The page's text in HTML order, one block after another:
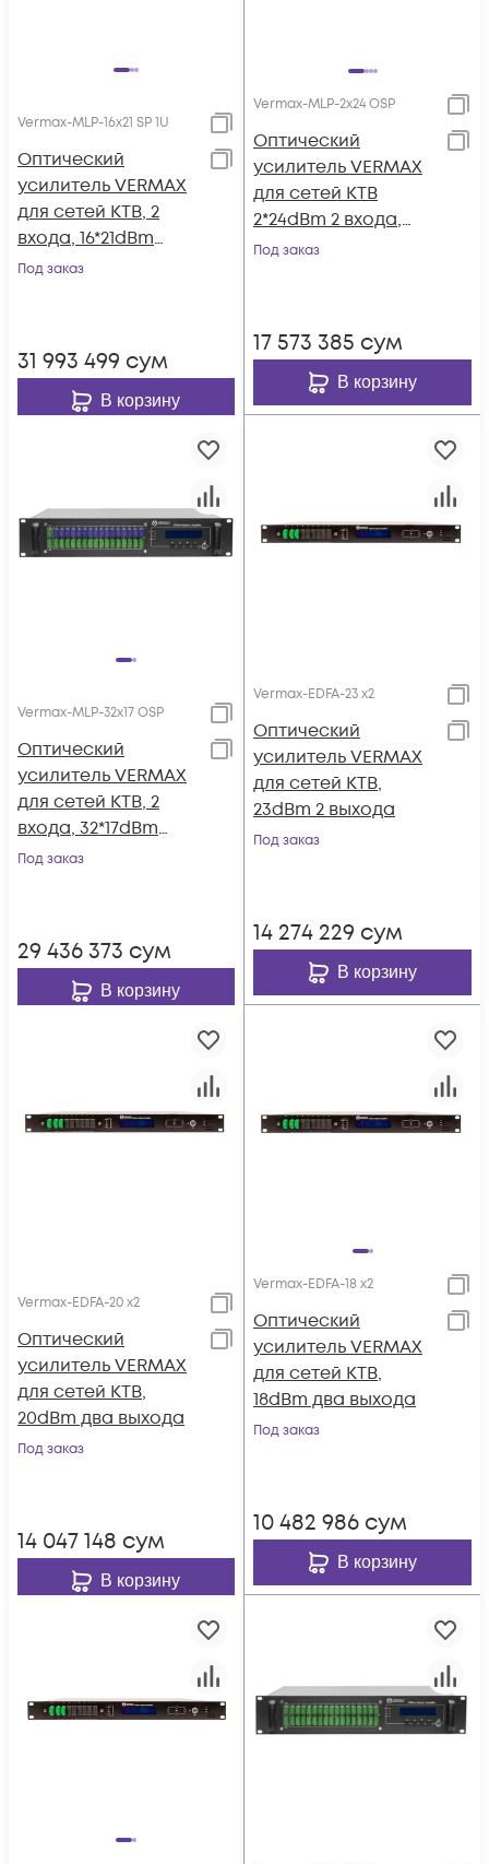
Vermax-MLP-16x21 SP 1U
Оптический
усилитель VERMAX
для сетей КТВ, 2
входа, 16*21dBm
выхода, WDM
Под заказ
31 993 499 сум
В корзину
Vermax-MLP-2x24 OSP
Оптический
усилитель VERMAX
для сетей КТВ
2*24dBm 2 входа,
WDM фильтр PON
Под заказ
17 573 385 сум
В корзину
Vermax-MLP-32x17 OSP
Оптический
усилитель VERMAX
для сетей КТВ, 2
входа, 32*17dBm
выхода, WDM
Под заказ
29 436 373 сум
В корзину
Vermax-EDFA-23 x2
Оптический
усилитель VERMAX
для сетей КТВ,
23dBm 2 выхода
Под заказ
14 274 229 сум
В корзину
Vermax-EDFA-20 x2
Оптический
усилитель VERMAX
для сетей КТВ,
20dBm два выхода
Под заказ
14 047 148 сум
В корзину
Vermax-EDFA-18 x2
Оптический
усилитель VERMAX
для сетей КТВ,
18dBm два выхода
Под заказ
10 482 986 сум
В корзину